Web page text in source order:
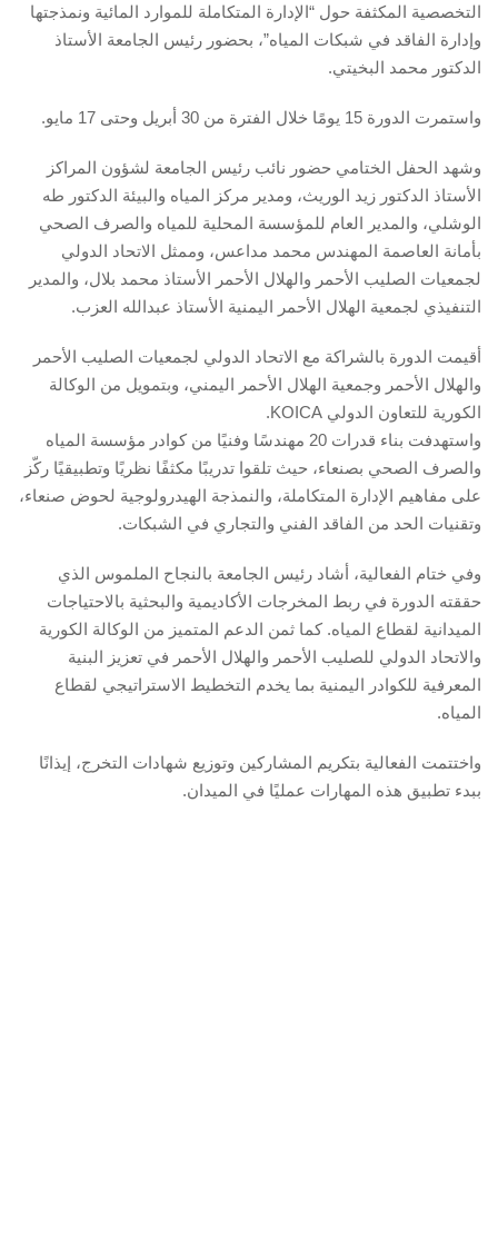
التخصصية المكثفة حول “الإدارة المتكاملة للموارد المائية ونمذجتها
وإدارة الفاقد في شبكات المياه”، بحضور رئيس الجامعة الأستاذ
الدكتور محمد البخيتي.
واستمرت الدورة 15 يومًا خلال الفترة من 30 أبريل وحتى 17 مايو.
وشهد الحفل الختامي حضور نائب رئيس الجامعة لشؤون المراكز
الأستاذ الدكتور زيد الوريث، ومدير مركز المياه والبيئة الدكتور طه
الوشلي، والمدير العام للمؤسسة المحلية للمياه والصرف الصحي
بأمانة العاصمة المهندس محمد مداعس، وممثل الاتحاد الدولي
لجمعيات الصليب الأحمر والهلال الأحمر الأستاذ محمد بلال، والمدير
التنفيذي لجمعية الهلال الأحمر اليمنية الأستاذ عبدالله العزب.
أقيمت الدورة بالشراكة مع الاتحاد الدولي لجمعيات الصليب الأحمر
والهلال الأحمر وجمعية الهلال الأحمر اليمني، وبتمويل من الوكالة
الكورية للتعاون الدولي KOICA.
واستهدفت بناء قدرات 20 مهندسًا وفنيًا من كوادر مؤسسة المياه
والصرف الصحي بصنعاء، حيث تلقوا تدريبًا مكثفًا نظريًا وتطبيقيًا ركّز
على مفاهيم الإدارة المتكاملة، والنمذجة الهيدرولوجية لحوض صنعاء،
وتقنيات الحد من الفاقد الفني والتجاري في الشبكات.
وفي ختام الفعالية، أشاد رئيس الجامعة بالنجاح الملموس الذي
حققته الدورة في ربط المخرجات الأكاديمية والبحثية بالاحتياجات
الميدانية لقطاع المياه. كما ثمن الدعم المتميز من الوكالة الكورية
والاتحاد الدولي للصليب الأحمر والهلال الأحمر في تعزيز البنية
المعرفية للكوادر اليمنية بما يخدم التخطيط الاستراتيجي لقطاع
المياه.
واختتمت الفعالية بتكريم المشاركين وتوزيع شهادات التخرج، إيذانًا
ببدء تطبيق هذه المهارات عمليًا في الميدان.